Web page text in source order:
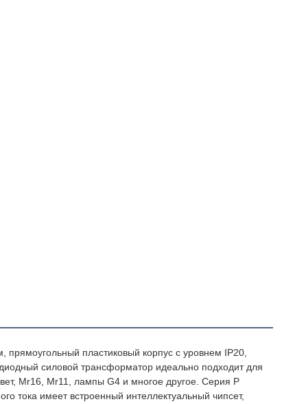
пластиковый корпус с уровнем IP20,
силовой трансформатор идеально подходит для
Mr16, Mr11, лампы G4 и многое другое. Серия P
тока имеет встроенный интеллектуальный чипсет,